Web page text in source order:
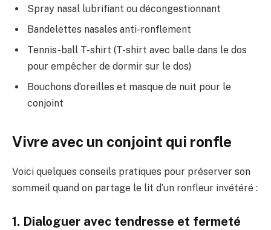
Spray nasal lubrifiant ou décongestionnant
Bandelettes nasales anti-ronflement
Tennis-ball T-shirt (T-shirt avec balle dans le dos
pour empêcher de dormir sur le dos)
Bouchons d’oreilles et masque de nuit pour le
conjoint
Vivre avec un conjoint qui ronfle
Voici quelques conseils pratiques pour préserver son
sommeil quand on partage le lit d’un ronfleur invétéré :
1. Dialoguer avec tendresse et fermeté